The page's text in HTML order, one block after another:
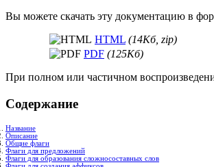
Вы можете скачать эту документацию в
HTML (14Кб, zip)
PDF (125Кб)
При полном или частичном
Содержание
Название
Описание
Общие флаги
Флаги для предложений
Флаги для образования сложносоставных слов